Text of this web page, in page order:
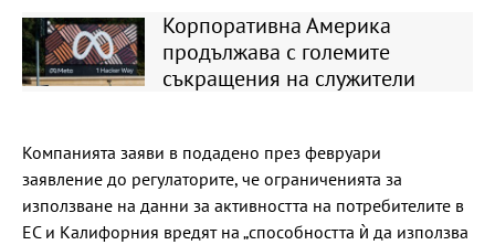
Корпоративна Америка
продължава с големите
съкращения на служители
Компанията заяви в подадено през февруари
заявление до регулаторите, че ограниченията за
използване на данни за активността на потребителите в
ЕС и Калифорния вредят на „способността ѝ да използва